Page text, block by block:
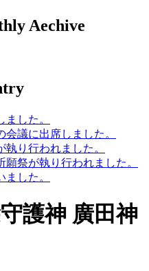
Aechive
した。
議に出席しました。
り行われました。
祭が執り行われました。
した。
護神 廣田神